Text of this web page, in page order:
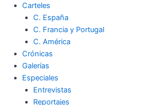
Carteles
C. España
C. Francia y Portugal
C. América
Crónicas
Galerías
Especiales
Entrevistas
Reportajes